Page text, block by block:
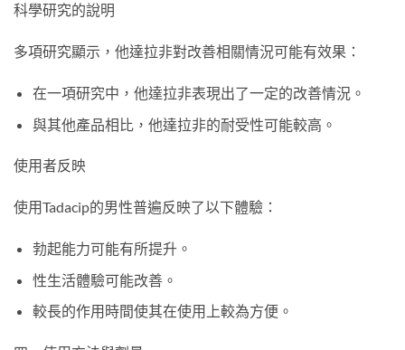
科學研究的說明
多項研究顯示，他達拉非對改善相關情況可能有效果：
在一項研究中，他達拉非表現出了一定的改善情況。
與其他產品相比，他達拉非的耐受性可能較高。
使用者反映
使用Tadacip的男性普遍反映了以下體驗：
勃起能力可能有所提升。
性生活體驗可能改善。
較長的作用時間使其在使用上較為方便。